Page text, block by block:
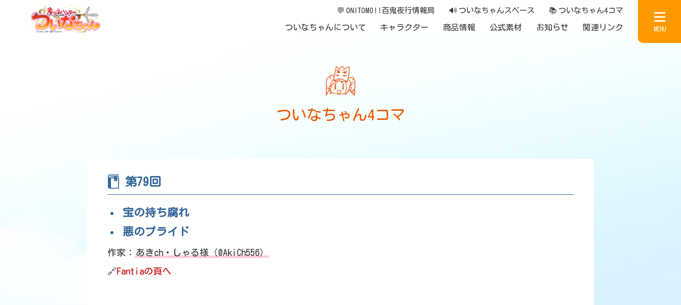
💬 ONITOMO!!百鬼夜行情報局 🔊 ついなちゃんスペース 📚 ついなちゃん4コマ
ついなちゃんについて キャラクター 商品情報 公式素材 お知らせ 関連リンク MENU
ついなちゃん4コマ
第79回
宝の持ち腐れ
悪のプライド
作家： あきch・しゃる様（@AkiCh556）
🔗Fantiaの頁へ